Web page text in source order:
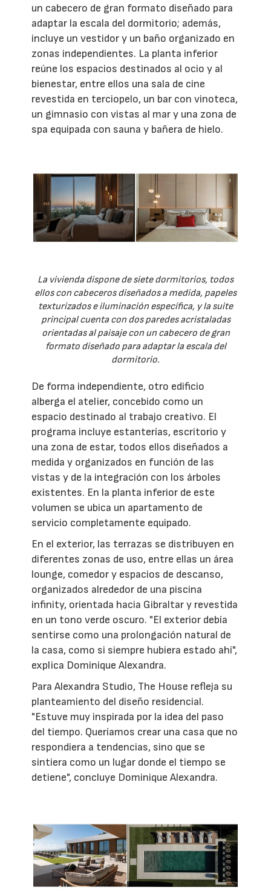
un cabecero de gran formato diseñado para
adaptar la escala del dormitorio; además,
incluye un vestidor y un baño organizado en
zonas independientes. La planta inferior
reúne los espacios destinados al ocio y al
bienestar, entre ellos una sala de cine
revestida en terciopelo, un bar con vinoteca,
un gimnasio con vistas al mar y una zona de
spa equipada con sauna y bañera de hielo.
La vivienda dispone de siete dormitorios, todos
ellos con cabeceros diseñados a medida, papeles
texturizados e iluminación específica, y la suite
principal cuenta con dos paredes acristaladas
orientadas al paisaje con un cabecero de gran
formato diseñado para adaptar la escala del
dormitorio.
De forma independiente, otro edificio
alberga el atelier, concebido como un
espacio destinado al trabajo creativo. El
programa incluye estanterías, escritorio y
una zona de estar, todos ellos diseñados a
medida y organizados en función de las
vistas y de la integración con los árboles
existentes. En la planta inferior de este
volumen se ubica un apartamento de
servicio completamente equipado.
En el exterior, las terrazas se distribuyen en
diferentes zonas de uso, entre ellas un área
lounge, comedor y espacios de descanso,
organizados alrededor de una piscina
infinity, orientada hacia Gibraltar y revestida
en un tono verde oscuro. "El exterior debía
sentirse como una prolongación natural de
la casa, como si siempre hubiera estado ahí",
explica Dominique Alexandra.
Para Alexandra Studio, The House refleja su
planteamiento del diseño residencial.
"Estuve muy inspirada por la idea del paso
del tiempo. Queríamos crear una casa que no
respondiera a tendencias, sino que se
sintiera como un lugar donde el tiempo se
detiene", concluye Dominique Alexandra.